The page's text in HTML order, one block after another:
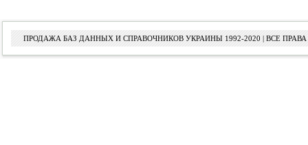
ПРОДАЖА БАЗ ДАННЫХ И СПРАВОЧНИКОВ УКРАИНЫ 1992-2020 | ВСЕ